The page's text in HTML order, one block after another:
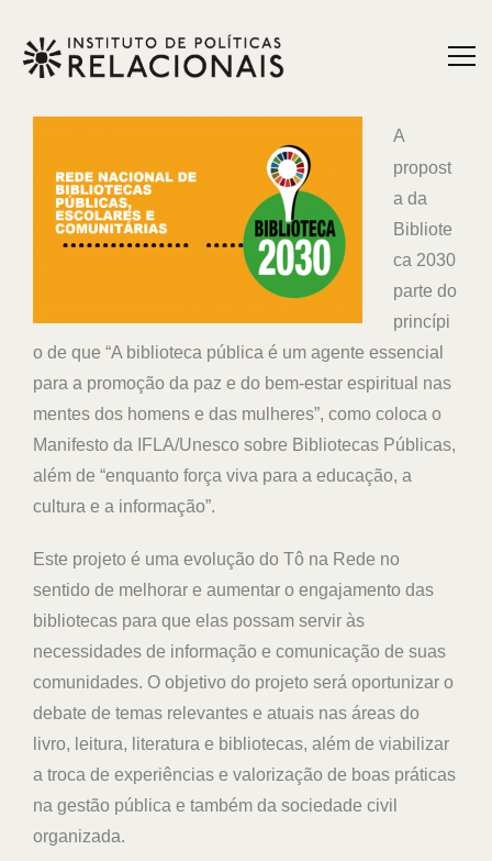
A
propost
a da
Bibliote
ca 2030
parte do
princípi
o de que “A biblioteca pública é um agente essencial
para a promoção da paz e do bem-estar espiritual nas
mentes dos homens e das mulheres”, como coloca o
Manifesto da IFLA/Unesco sobre Bibliotecas Públicas,
além de “enquanto força viva para a educação, a
cultura e a informação”.
Este projeto é uma evolução do Tô na Rede no
sentido de melhorar e aumentar o engajamento das
bibliotecas para que elas possam servir às
necessidades de informação e comunicação de suas
comunidades. O objetivo do projeto será oportunizar o
debate de temas relevantes e atuais nas áreas do
livro, leitura, literatura e bibliotecas, além de viabilizar
a troca de experiências e valorização de boas práticas
na gestão pública e também da sociedade civil
organizada.